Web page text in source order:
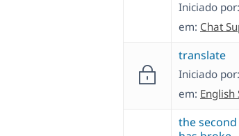
Iniciado por:
em: Chat
translate
Iniciado por:
em: English
the